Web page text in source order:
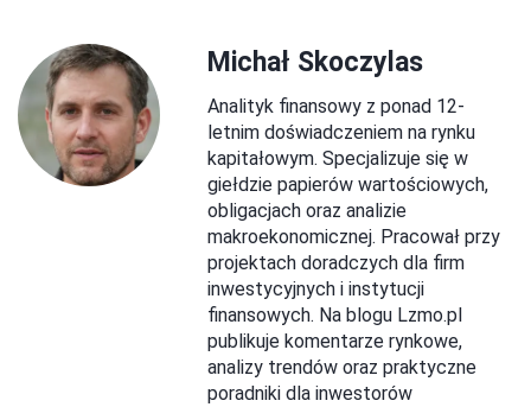
Michał Skoczylas
Analityk finansowy z ponad 12-
letnim doświadczeniem na rynku
kapitałowym. Specjalizuje się w
giełdzie papierów wartościowych,
obligacjach oraz analizie
makroekonomicznej. Pracował przy
projektach doradczych dla firm
inwestycyjnych i instytucji
finansowych. Na blogu Lzmo.pl
publikuje komentarze rynkowe,
analizy trendów oraz praktyczne
poradniki dla inwestorów